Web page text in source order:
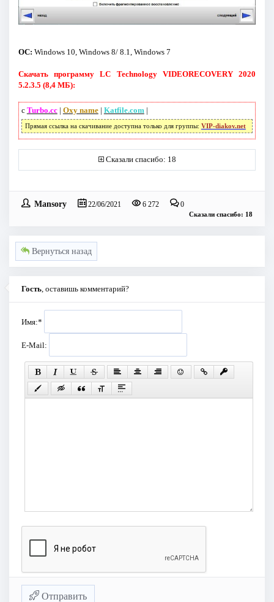
ОС: Windows 10, Windows 8/ 8.1, Windows 7
Скачать программу LC Technology VIDEORECOVERY 2020
5.2.3.5 (8,4 МБ):
с Turbo.cc| Oxy name| Katfile.com |
Прямая ссылка на скачивание доступна только для группы: VIP-diakov.net
Сказали спасибо: 18
Mansory 22/06/2021 6 272 0
Сказали спасибо: 18
Вернуться назад
Гость , оставишь комментарий?
Имя:*
E-Mail:
Отправить